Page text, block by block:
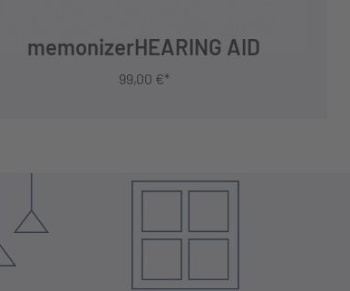
memonizerHEARING AID
99,00 €*